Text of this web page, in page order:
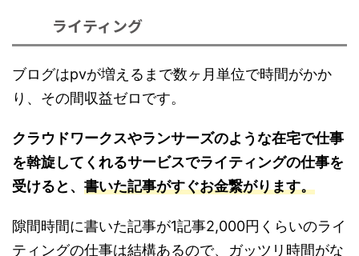
ライティング
ブログはpvが増えるまで数ヶ月単位で時間がかか
り、その間収益ゼロです。
クラウドワークスやランサーズのような在宅で仕事
を斡旋してくれるサービスでライティングの仕事を
受けると、 書いた記事がすぐお金繋がります。
隙間時間に書いた記事が1記事2,000円くらいのライ
ティングの仕事は結構あるので、ガッツリ時間がな